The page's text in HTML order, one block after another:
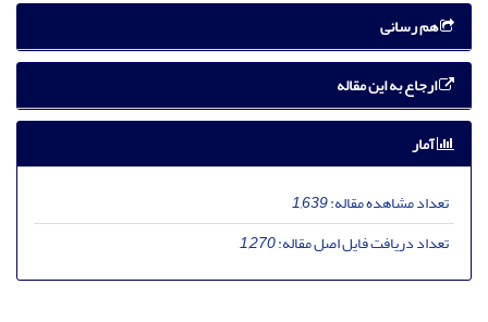
هم رسانی
ارجاع به این مقاله
آمار
تعداد مشاهده مقاله:1,639
تعداد دریافت فایل اصل مقاله:1,270